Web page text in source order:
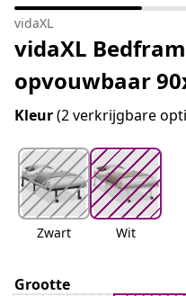
vidaXL
vidaXL
opvouwbaar
Kleur(2 verkrijgbare
Zwart Wit
Grootte